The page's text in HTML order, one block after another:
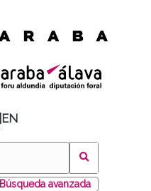
EN
Búsqueda avanzada